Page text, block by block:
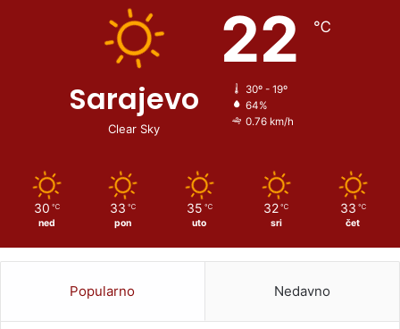
Sarajevo
Clear Sky
22 ℃
30º - 19º
64%
0.76 km/h
30 ℃
ned
33 ℃
pon
35 ℃
uto
32 ℃
sri
33 ℃
čet
Popularno Nedavno